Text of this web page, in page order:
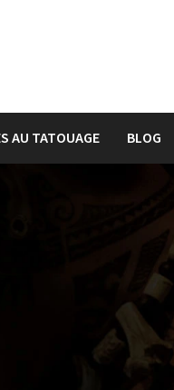
AU TATOUAGE BLOG